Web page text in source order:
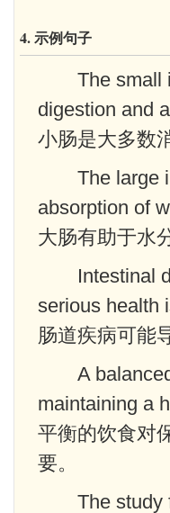
4. 示例句子
The small
digestion and
小肠是大多数
The large
absorption of
大肠有助于水
Intestinal
serious health
肠道疾病可能
A
maintaining a
平衡的饮食对
要。
The study